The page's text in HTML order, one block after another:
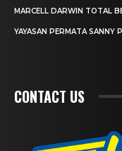
MARCELL DARWIN TOTAL
YAYASAN PERMATA SANNY
CONTACT US